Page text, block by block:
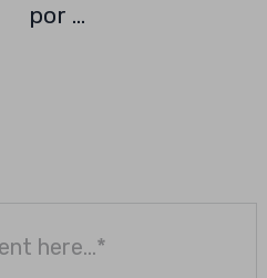
por …